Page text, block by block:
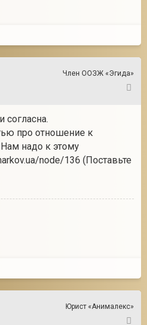
Член ООЗЖ «Эгида»
согласна.
про отношение к
надо к этому
node/136 (Поставьте
Юрист «Анималекс»